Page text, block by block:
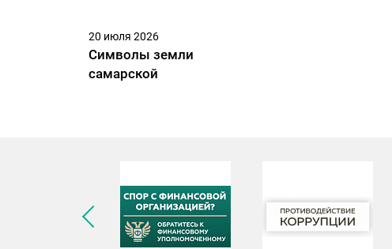
20 июля 2026
Символы земли
самарской